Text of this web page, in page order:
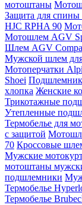
мотоштаны
Защита для спины
HJC RPHA 90
Мотошлем AGV
Шлем AGV
Мужской шлем
Мотоперчатки
Shoei
хлопка Женские
Трикотажные
Утепленные
Термобелье для
с защитой
70 Кроссовые
Мужские
мотоштаны
подшлемники
Термобелье
Термобелье